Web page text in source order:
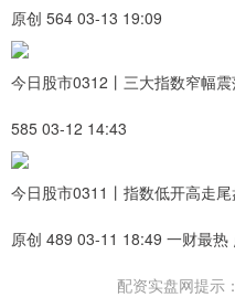
原创 564 03-13 19:09
今日股市0312丨三大指数窄幅
585 03-12 14:43
今日股市0311丨指数低开高走
原创 489 03-11 18:49 一财最热
配资实盘网提示